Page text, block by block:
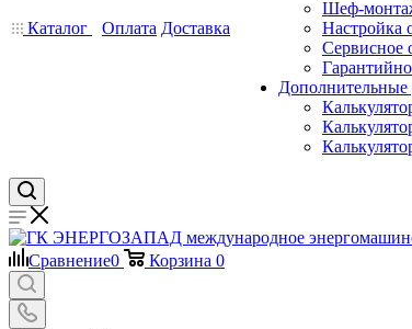
Каталог Оплата Доставка
Шеф-
Настройка
Сервисное
Дополнительные
Сравнение0 Корзина 0